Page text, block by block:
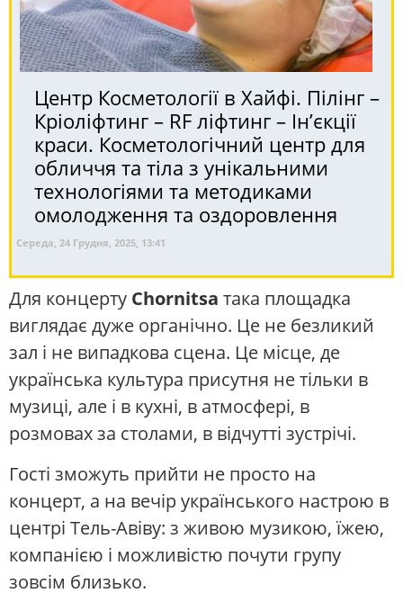
Центр Косметології в Хайфі. Пілінг –
Кріоліфтинг – RF ліфтинг – Ін’єкції
краси. Косметологічний центр для
обличчя та тіла з унікальними
технологіями та методиками
омолодження та оздоровлення
Середа, 24 Грудня, 2025, 13:41
Для концерту Chornitsa така площадка
виглядає дуже органічно. Це не безликий
зал і не випадкова сцена. Це місце, де
українська культура присутня не тільки в
музиці, але і в кухні, в атмосфері, в
розмовах за столами, в відчутті зустрічі.
Гості зможуть прийти не просто на
концерт, а на вечір українського настрою в
центрі Тель-Авіву: з живою музикою, їжею,
компанією і можливістю почути групу
зовсім близько.